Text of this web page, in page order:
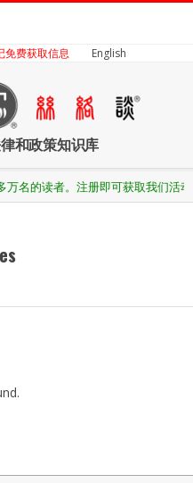
免费获取信息 English
和政策知识库
万名的读者。注册即可获取我们活